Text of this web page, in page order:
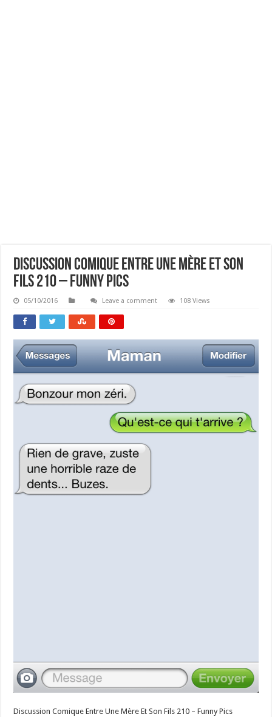
Discussion Comique Entre Une Mère Et Son
Fils 210 – Funny Pics
05/10/2016 Leave a comment 108 Views
Discussion Comique Entre Une Mère Et Son Fils 210 – Funny Pics